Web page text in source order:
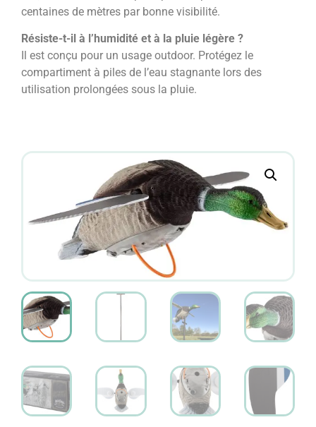
centaines de mètres par bonne visibilité.
Résiste-t-il à l’humidité et à la pluie légère ?
Il est conçu pour un usage outdoor. Protégez le
compartiment à piles de l’eau stagnante lors des
utilisation prolongées sous la pluie.